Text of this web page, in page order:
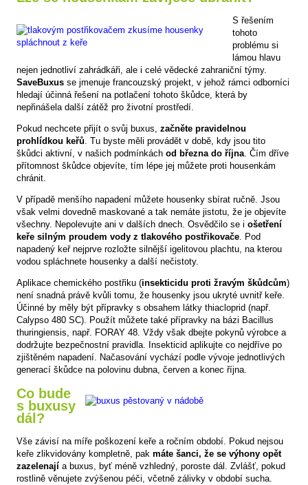
S řešením
tohoto
problému si
lámou hlavu
nejen jednotliví zahrádkáři, ale i celé vědecké zahraniční týmy.
SaveBuxus se jmenuje francouzský projekt, v jehož rámci odborníci
hledají účinná řešení na potlačení tohoto škůdce, která by
nepřinášela další zátěž pro životní prostředí.
Pokud nechcete přijít o svůj buxus, začněte pravidelnou
prohlídkou keřů . Tu byste měli provádět v době, kdy jsou tito
škůdci aktivní, v našich podmínkách od března do října . Čím dříve
přítomnost škůdce objevíte, tím lépe jej můžete proti housenkám
chránit.
V případě menšího napadení můžete housenky sbírat ručně. Jsou
však velmi dovedně maskované a tak nemáte jistotu, že je objevíte
všechny. Nepolevujte ani v dalších dnech. Osvědčilo se i ošetření
keře silným proudem vody z tlakového postřikovače . Pod
napadený keř nejprve rozložte silnější igelitovou plachtu, na kterou
vodou spláchnete housenky a další nečistoty.
Aplikace chemického postřiku (insekticidu proti žravým škůdcům)
není snadná právě kvůli tomu, že housenky jsou ukryté uvnitř keře.
Účinné by měly být přípravky s obsahem látky thiacloprid (např.
Calypso 480 SC). Použít můžete také přípravky na bázi Bacillus
thuringiensis, např. FORAY 48. Vždy však dbejte pokynů výrobce a
dodržujte bezpečnostní pravidla. Insekticid aplikujte co nejdříve po
zjištěném napadení. Načasování vychází podle vývoje jednotlivých
generací škůdce na polovinu dubna, červen a konec října.
Co bude
s buxusy
dál?
Vše závisí na míře poškození keře a ročním období. Pokud nejsou
keře zlikvidovány kompletně, pak máte šanci, že se výhony opět
zazelenají a buxus, byť méně vzhledný, poroste dál. Zvlášť, pokud
rostlině věnujete zvýšenou péči, včetně zálivky v období sucha.